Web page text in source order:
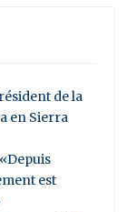
de la
en Sierra
est